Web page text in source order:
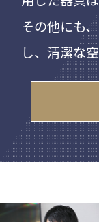
その他にも
し、清潔な